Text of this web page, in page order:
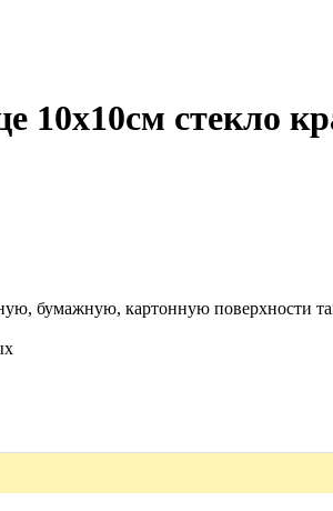
10х10см стекло
бумажную, картонную поверхности